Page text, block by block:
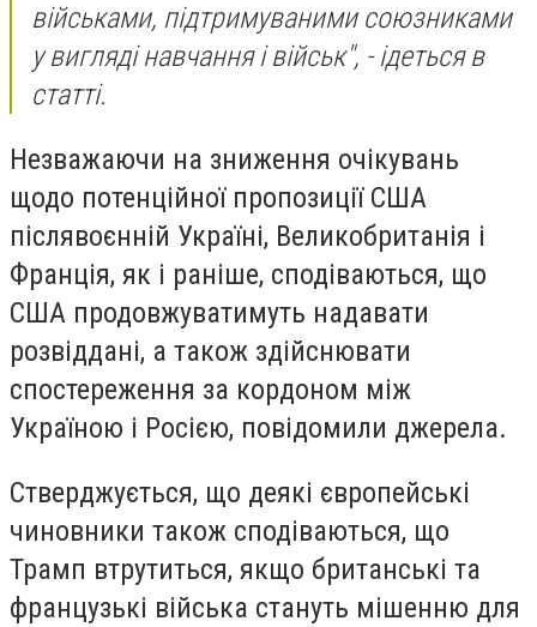
військами, підтримуваними союзниками
у вигляді навчання і військ", - ідеться в
статті.
Незважаючи на зниження очікувань
щодо потенційної пропозиції США
післявоєнній Україні, Великобританія і
Франція, як і раніше, сподіваються, що
США продовжуватимуть надавати
розвіддані, а також здійснювати
спостереження за кордоном між
Україною і Росією, повідомили джерела.
Стверджується, що деякі європейські
чиновники також сподіваються, що
Трамп втрутиться, якщо британські та
французькі війська стануть мішенню для